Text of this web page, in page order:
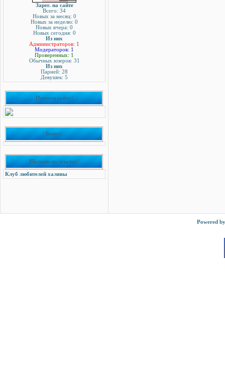
Зарег. на сайте
Всего: 34
Новых за месяц: 0
Новых за неделю: 0
Новых вчера: 0
Новых сегодня: 0
Из них
Администраторов: 1
Модераторов: 1
Проверенных: 1
Обычных юзеров: 31
Из них
Парней: 28
Девушек: 5
Помоги сайту!
Бонус!
Щелкни на ссылку!
Клуб любителей халявы
Powered